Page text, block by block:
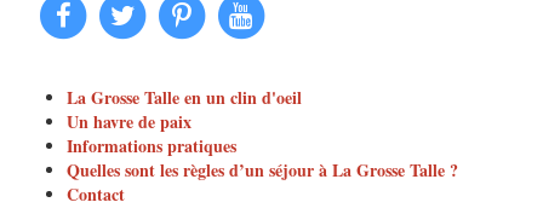
La Grosse Talle en un clin d'oeil
Un havre de paix
Informations pratiques
Quelles sont les règles d’un séjour à La Grosse Talle ?
Contact